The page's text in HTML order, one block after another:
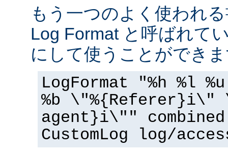
もう一つのよく使われ
Log Format と呼ばれて
にして使うことができ
LogFormat "%h %l
%b \"%{Referer}i\"
agent}i\"" combined
CustomLog log/